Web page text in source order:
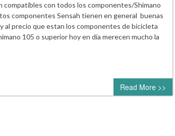
compatibles con todos los componentes/Shimano
componentes Sensah tienen en general buenas
al precio que estan los componentes de bicicleta
105 o superior hoy en día merecen mucho la
Read More >>